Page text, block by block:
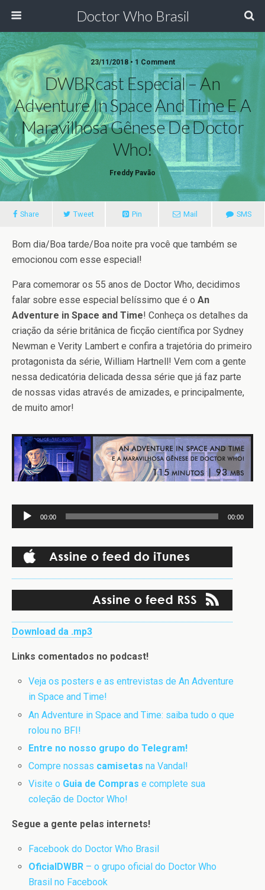
Doctor Who Brasil
23/11/2018 • 1 Comment
DWBRcast Especial – An
Adventure In Space And Time E A
Maravilhosa Gênese De Doctor
Who!
Freddy Pavão
Share Tweet Pin Mail SMS
Bom dia/Boa tarde/Boa noite pra você que também se
emocionou com esse especial!
Para comemorar os 55 anos de Doctor Who, decidimos
falar sobre esse especial belíssimo que é o An
Adventure in Space and Time! Conheça os detalhes da
criação da série britânica de ficção científica por Sydney
Newman e Verity Lambert e confira a trajetória do primeiro
protagonista da série, William Hartnell! Vem com a gente
nessa dedicatória delicada dessa série que já faz parte
de nossas vidas através de amizades, e principalmente,
de muito amor!
Tocador
de
00:00 00:00
Download da .mp3
Links comentados no podcast!
Veja os posters e as entrevistas de An Adventure
in Space and Time!
An Adventure in Space and Time: saiba tudo o que
rolou no BFI!
Entre no nosso grupo do Telegram!
Compre nossas camisetas na Vandal!
Visite o Guia de Compras e complete sua
coleção de Doctor Who!
Segue a gente pelas internets!
Facebook do Doctor Who Brasil
OficialDWBR – o grupo oficial do Doctor Who
Brasil no Facebook